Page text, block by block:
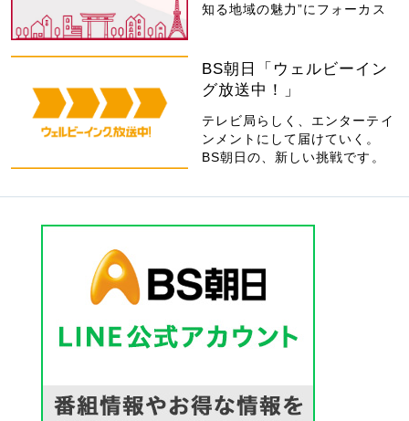
知る地域の魅力”にフォーカス
BS朝日「ウェルビーイン
グ放送中！」
テレビ局らしく、エンターテイ
ンメントにして届けていく。
BS朝日の、新しい挑戦です。